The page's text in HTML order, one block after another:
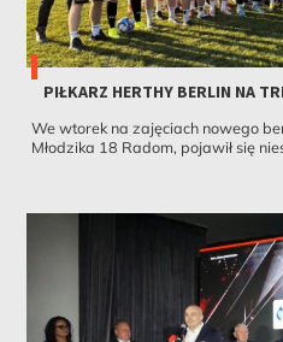
PIŁKARZ HERTHY BERLIN NA
We wtorek na zajęciach nowego
Młodzika 18 Radom, pojawił się